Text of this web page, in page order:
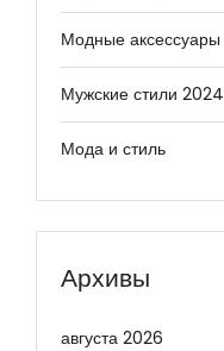
Модные аксессуары
Мужские стили 2024
Мода и стиль
Архивы
августа 2026